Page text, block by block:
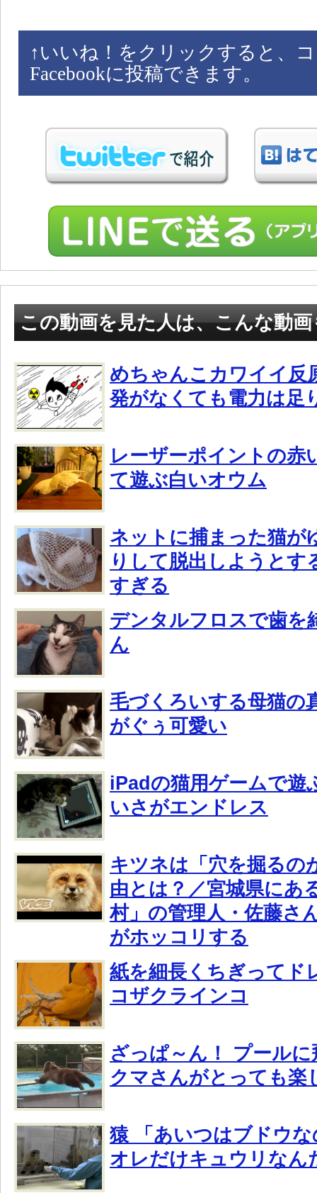
↑ いいね！をクリックすると、
Facebookに投稿できます。
この動画を見た人は、こんな動
めちゃんこカワイイ反
発がなくても電力は足
レーザーポイントの赤
て遊ぶ白いオウム
ネットに捕まった猫が
りして脱出しようとす
すぎる
デンタルフロスで歯を
ん
毛づくろいする母猫の
がぐぅ可愛い
iPadの猫用ゲームで遊
いさがエンドレス
キツネは「穴を掘るの
由とは？／宮城県にあ
村」の管理人・佐藤さ
がホッコリする
紙を細長くちぎってド
コザクラインコ
ざっぱ～ん！ プール
クマさんがとっても楽
猿 「あいつはブドウ
オレだけキュウリなん